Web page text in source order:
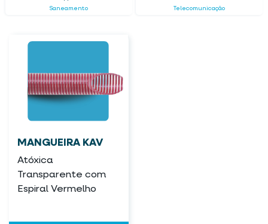
Saneamento Telecomunicação
MANGUEIRA KAV
Atóxica
Transparente com
Espiral Vermelho